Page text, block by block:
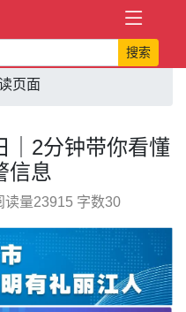
搜索
页面
｜2分钟带你看懂
信息
读量23915 字数30